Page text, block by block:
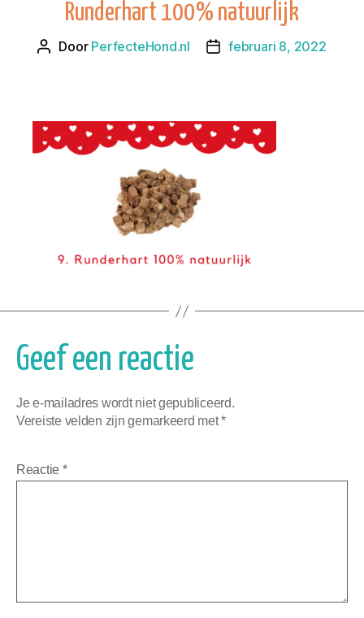
Runderhart 100% natuurlijk
Berichtauteur
Door PerfecteHond.nl Berichtdatum
februari 8, 2022
Geef een reactie
Je e-mailadres wordt niet gepubliceerd.
Vereiste velden zijn gemarkeerd met*
Reactie *